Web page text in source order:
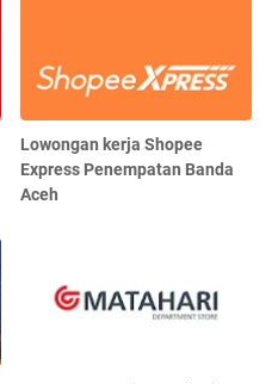
Lowongan kerja Shopee
Express Penempatan Banda
Aceh